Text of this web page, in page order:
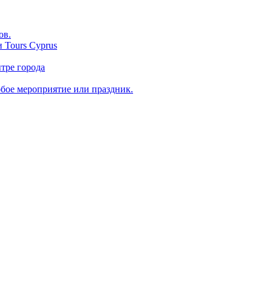
Tours Cyprus
города
мероприятие или праздник.